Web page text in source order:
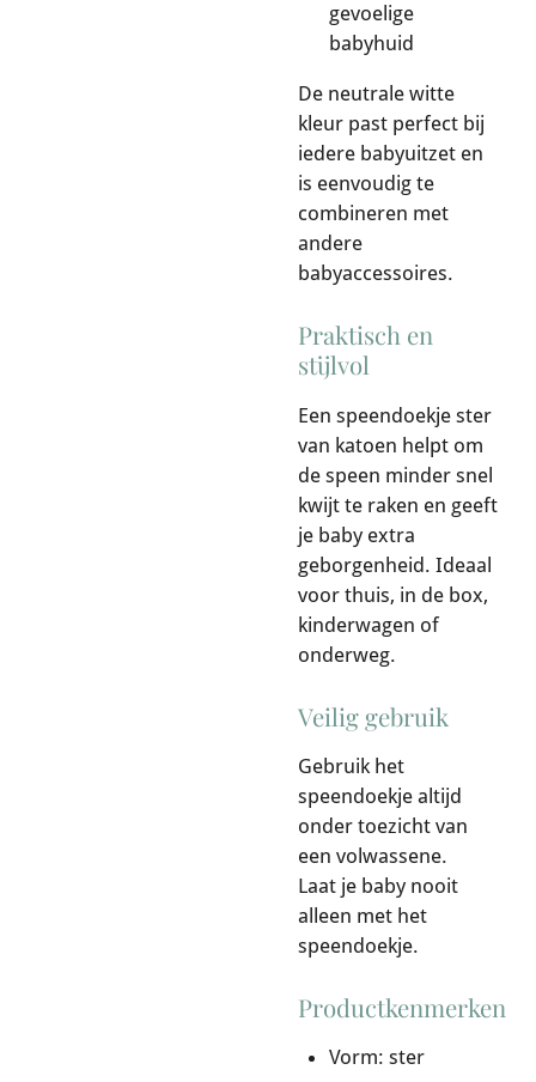
gevoelige
babyhuid
De neutrale witte
kleur past perfect bij
iedere babyuitzet en
is eenvoudig te
combineren met
andere
babyaccessoires.
Praktisch en
stijlvol
Een speendoekje ster
van katoen helpt om
de speen minder snel
kwijt te raken en geeft
je baby extra
geborgenheid. Ideaal
voor thuis, in de box,
kinderwagen of
onderweg.
Veilig gebruik
Gebruik het
speendoekje altijd
onder toezicht van
een volwassene.
Laat je baby nooit
alleen met het
speendoekje.
Productkenmerken
Vorm: ster